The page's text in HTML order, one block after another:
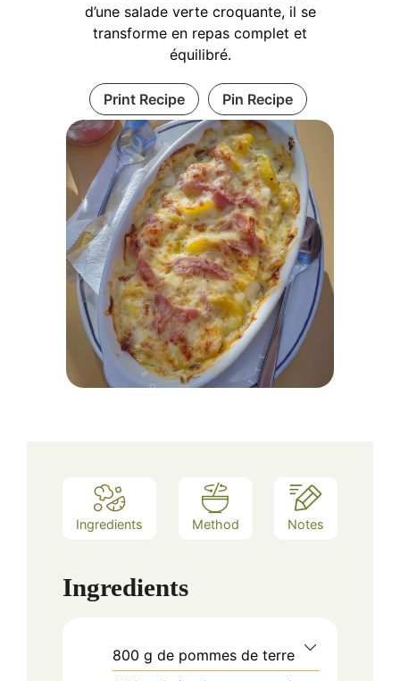
d’une salade verte croquante, il se
transforme en repas complet et
équilibré.
Print Recipe Pin Recipe
Ingredients Method Notes
Ingredients
800 g de pommes de terre